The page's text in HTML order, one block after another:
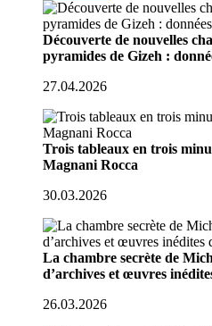
Découverte de nouvelles
pyramides de Gizeh :
27.04.2026
Trois tableaux en trois
Magnani Rocca
30.03.2026
La chambre secrète de
d’archives et œuvres
26.03.2026